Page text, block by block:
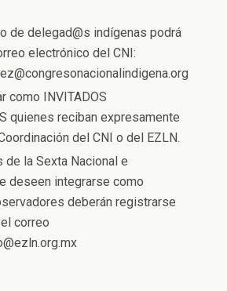
de delegad@s indígenas podrá
electrónico del CNI:
como INVITADOS
quienes reciban expresamente
del CNI o del EZLN.
de la Sexta Nacional e
deseen integrarse como
deberán registrarse
correo